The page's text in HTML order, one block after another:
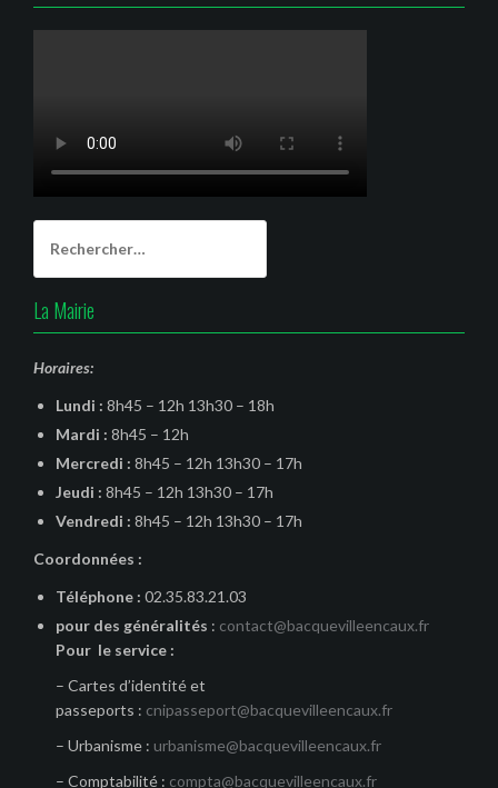
La Mairie
Horaires:
Lundi : 8h45 – 12h 13h30 – 18h
Mardi : 8h45 – 12h
Mercredi : 8h45 – 12h 13h30 – 17h
Jeudi : 8h45 – 12h 13h30 – 17h
Vendredi : 8h45 – 12h 13h30 – 17h
Coordonnées :
Téléphone : 02.35.83.21.03
pour des généralités : contact@bacquevilleencaux.fr
Pour le service :
– Cartes d’identité et
passeports : cnipasseport@bacquevilleencaux.fr
– Urbanisme : urbanisme@bacquevilleencaux.fr
– Comptabilité : compta@bacquevilleencaux.fr